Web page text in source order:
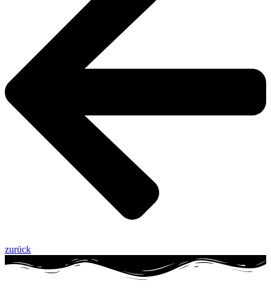
zurück